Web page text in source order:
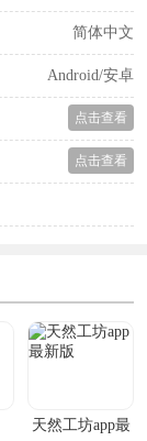
简体中文
Android/安卓
点击查看
点击查看
天然工坊app最